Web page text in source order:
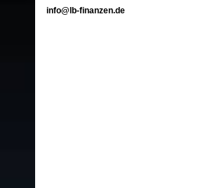
info@lb-finanzen.de